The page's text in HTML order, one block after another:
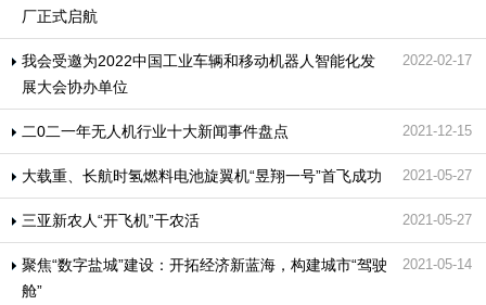
厂正式启航​
我会受邀为2022中国工业车辆和移动机器人智能化发
展大会协办单位
2022-02-17
二0二一年无人机行业十大新闻事件盘点 2021-12-15
大载重、长航时氢燃料电池旋翼机“昱翔一号”首飞成功 2021-05-27
三亚新农人“开飞机”干农活 2021-05-27
聚焦“数字盐城”建设：开拓经济新蓝海，构建城市“驾驶
舱”
2021-05-14